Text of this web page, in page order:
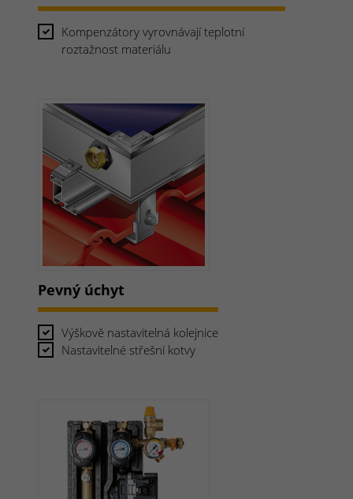
Kompenzátory vyrovnávají teplotní
roztažnost materiálu
Pevný úchyt
Výškově nastavitelná kolejnice
Nastavitelné střešní kotvy